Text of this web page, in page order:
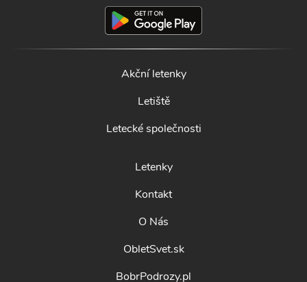
Akční letenky
Letiště
Letecké společnosti
Letenky
Kontakt
O Nás
ObletSvet.sk
BobrPodrozy.pl